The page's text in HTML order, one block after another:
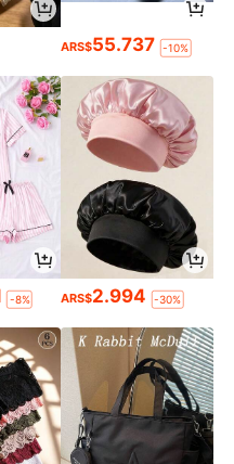
ARS$55.737 -10%
-8% ARS$2.994 -30%